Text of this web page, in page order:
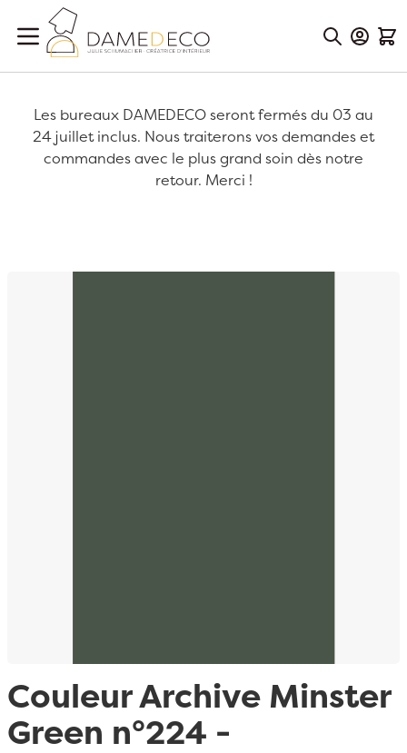
Aller au contenu
Les bureaux DAMEDECO seront fermés du 03 au
24 juillet inclus. Nous traiterons vos demandes et
commandes avec le plus grand soin dès notre
retour. Merci !
Couleur Archive Minster
Green n°224 -